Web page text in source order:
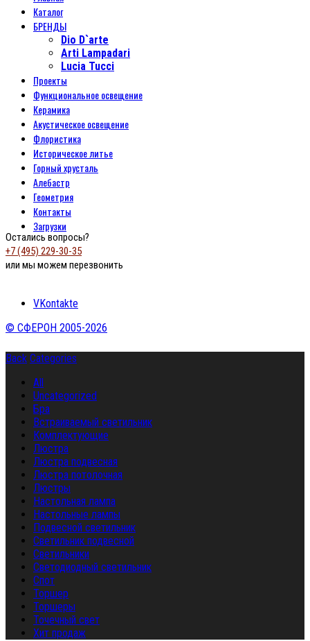
Каталог
БРЕНДЫ
Dio D`arte
Arti Lampadari
Lucia Tucci
Проекты
Функциональное освещение
Керамика
Акустическое освещение
Флористика
Историческое литье
Горный хрусталь
Алебастр
Геометрия
Контакты
Загрузки
Остались вопросы?
+7 (495) 229-30-35
или мы можем перезвонить
VKontakte
© СФЕРОН 2005-2026
Back Categories
All
Uncategorized
Бра
Встраиваемый светильник
Комплектующие
Люстра
Люстра подвесная
Люстра потолочная
Люстры
Настольная лампа
Настольные лампы
Подвесной светильник
Светильник подвесной
Светильники
Светодиодный светильник
Спот
Торшер
Торшеры
Точечный свет
Хит продаж